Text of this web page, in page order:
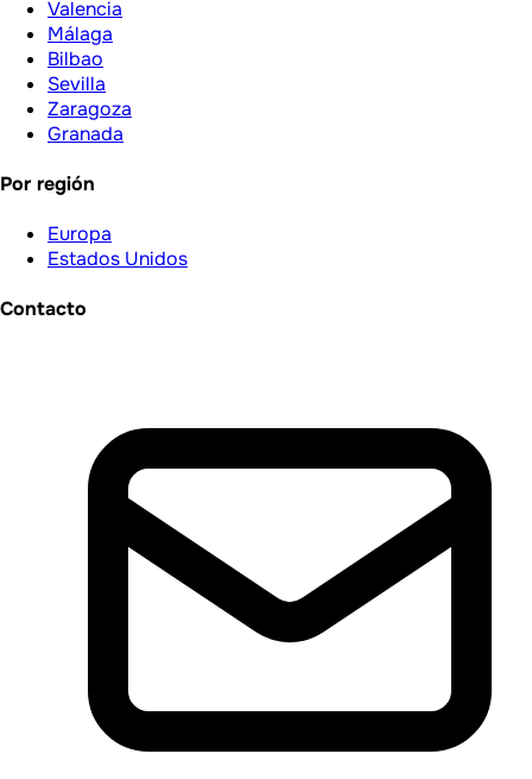
Valencia
Málaga
Bilbao
Sevilla
Zaragoza
Granada
Por región
Europa
Estados Unidos
Contacto